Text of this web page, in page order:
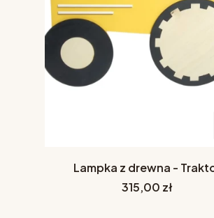
Lampka z drewna -
Cena
315,00 zł